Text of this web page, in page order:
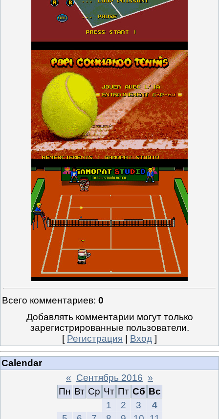
Всего комментариев: 0
Добавлять комментарии могут только
зарегистрированные пользователи.
[ Регистрация Вход ]
Calendar
« Сентябрь 2016 »
Пн Вт Ср Чт Пт Сб Вс
1
2 3
4